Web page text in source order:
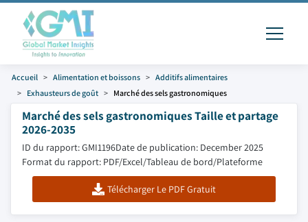
Accueil Alimentation et boissons
Additifs alimentaires
Exhausteurs de goût
Marché des sels gastronomiques
Marché des sels gastronomiques Taille et partage
2026-2035
ID du rapport: GMI1196Date de publication: December 2025
Format du rapport: PDF/Excel/Tableau de bord/Plateforme
Télécharger Le PDF Gratuit